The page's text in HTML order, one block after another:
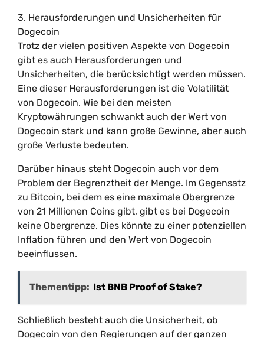
3. Herausforderungen und Unsicherheiten für
Dogecoin
Trotz der vielen positiven Aspekte von Dogecoin
gibt es auch Herausforderungen und
Unsicherheiten, die berücksichtigt werden müssen.
Eine dieser Herausforderungen ist die Volatilität
von Dogecoin. Wie bei den meisten
Kryptowährungen schwankt auch der Wert von
Dogecoin stark und kann große Gewinne, aber auch
große Verluste bedeuten.
Darüber hinaus steht Dogecoin auch vor dem
Problem der Begrenztheit der Menge. Im Gegensatz
zu Bitcoin, bei dem es eine maximale Obergrenze
von 21 Millionen Coins gibt, gibt es bei Dogecoin
keine Obergrenze. Dies könnte zu einer potenziellen
Inflation führen und den Wert von Dogecoin
beeinflussen.
Thementipp: Ist BNB Proof of Stake?
Schließlich besteht auch die Unsicherheit, ob
Dogecoin von den Regierungen auf der ganzen